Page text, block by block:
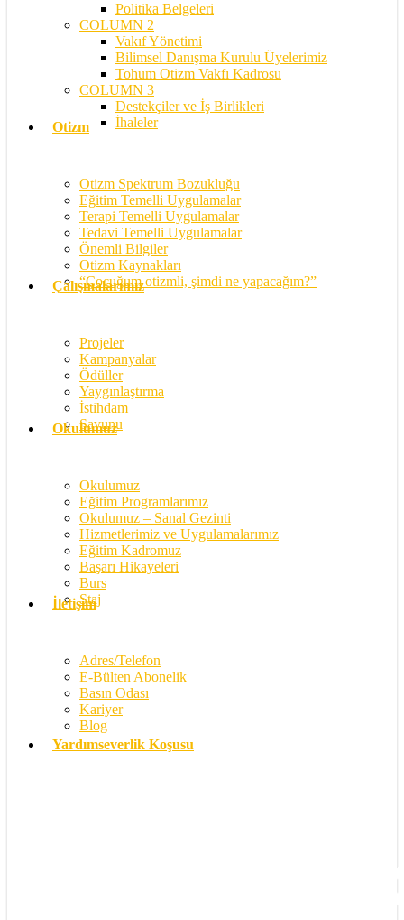
Politika Belgeleri
COLUMN 2
Vakıf Yönetimi
Bilimsel Danışma Kurulu Üyelerimiz
Tohum Otizm Vakfı Kadrosu
COLUMN 3
Destekçiler ve İş Birlikleri
İhaleler
Otizm
Otizm Spektrum Bozukluğu
Eğitim Temelli Uygulamalar
Terapi Temelli Uygulamalar
Tedavi Temelli Uygulamalar
Önemli Bilgiler
Otizm Kaynakları
“Çocuğum otizmli, şimdi ne yapacağım?”
Çalışmalarımız
Projeler
Kampanyalar
Ödüller
Yaygınlaştırma
İstihdam
Savunu
Okulumuz
Okulumuz
Eğitim Programlarımız
Okulumuz – Sanal Gezinti
Hizmetlerimiz ve Uygulamalarımız
Eğitim Kadromuz
Başarı Hikayeleri
Burs
Staj
İletişim
Adres/Telefon
E-Bülten Abonelik
Basın Odası
Kariyer
Blog
Yardımseverlik Koşusu